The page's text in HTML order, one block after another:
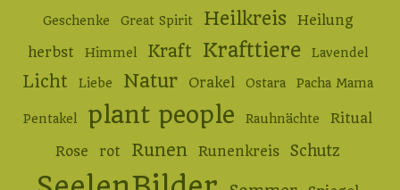
Geschenke Great Spirit Heilkreis
Heilung
herbst
Himmel Kraft Krafttiere Lavendel
Licht Liebe Natur Orakel Ostara Pacha Mama
Pentakel plant people Rauhnächte Ritual
Rose rot Runen Runenkreis Schutz